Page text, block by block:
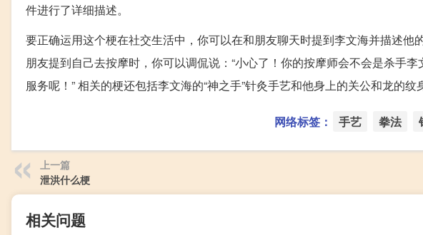
件进行了详细描述。
要正确运用这个梗在社交生活中，你可以在和朋友聊天时提到李文海并描述
朋友提到自己去按摩时，你可以调侃说：“小心了！你的按摩师会不会是杀手
服务呢！” 相关的梗还包括李文海的“神之手”针灸手艺和他身上的关公和龙的纹
网络标签： 手艺 拳法
上一篇
泄洪什么梗
相关问题